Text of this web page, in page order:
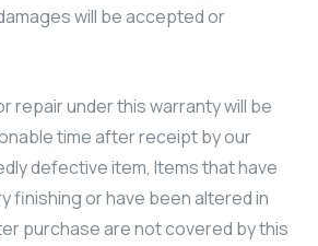
will be accepted or
repair under this warranty will be
time after receipt by our
defective item, Items that have
finishing or have been altered in
purchase are not covered by this